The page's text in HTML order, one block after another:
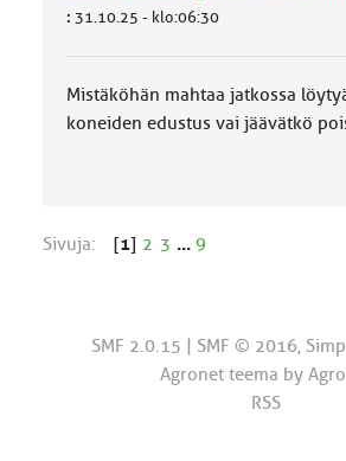
: 31.10.25 - klo:06:30
Mistäköhän mahtaa jatkossa
koneiden edustus vai jäävätkö
Sivuja: [1] 2 3 ... 9
SMF 2.0.15 | SMF © 2016,
Agronet teema by
RSS